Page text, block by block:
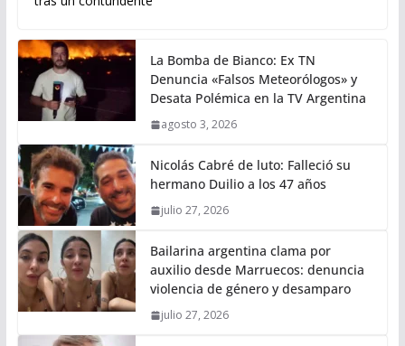
La Bomba de Bianco: Ex TN
Denuncia «Falsos Meteorólogos» y
Desata Polémica en la TV Argentina
agosto 3, 2026
Nicolás Cabré de luto: Falleció su
hermano Duilio a los 47 años
julio 27, 2026
Bailarina argentina clama por
auxilio desde Marruecos: denuncia
violencia de género y desamparo
julio 27, 2026